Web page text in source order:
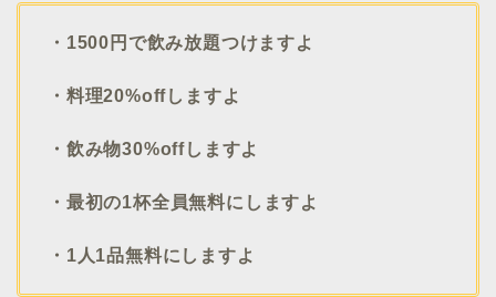
・1500円で飲み放題つけますよ
・料理20%offしますよ
・飲み物30%offしますよ
・最初の1杯全員無料にしますよ
・1人1品無料にしますよ